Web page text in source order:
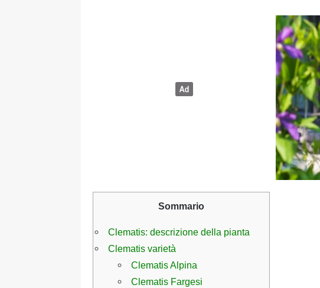
Sommario
Clematis: descrizione della pianta
Clematis varietà
Clematis Alpina
Clematis Fargesi